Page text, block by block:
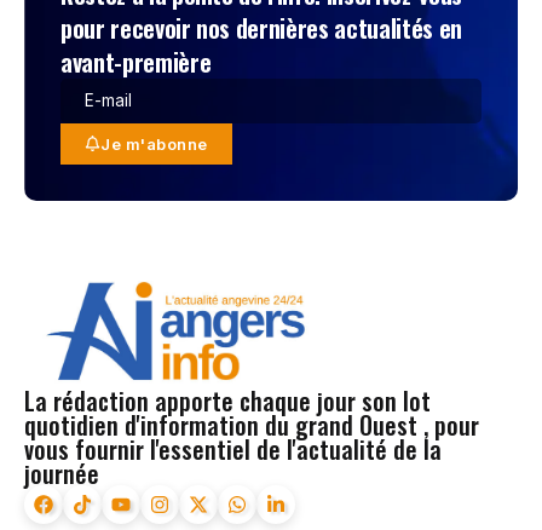
pour recevoir nos dernières actualités en
avant-première
Je m'abonne
La rédaction apporte chaque jour son lot
quotidien d'information du grand Ouest , pour
vous fournir l'essentiel de l'actualité de la
journée